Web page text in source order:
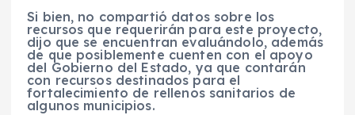
Si bien, no compartió datos sobre los
recursos que requerirán para este proyecto,
dijo que se encuentran evaluándolo, además
de que posiblemente cuenten con el apoyo
del Gobierno del Estado, ya que contarán
con recursos destinados para el
fortalecimiento de rellenos sanitarios de
algunos municipios.